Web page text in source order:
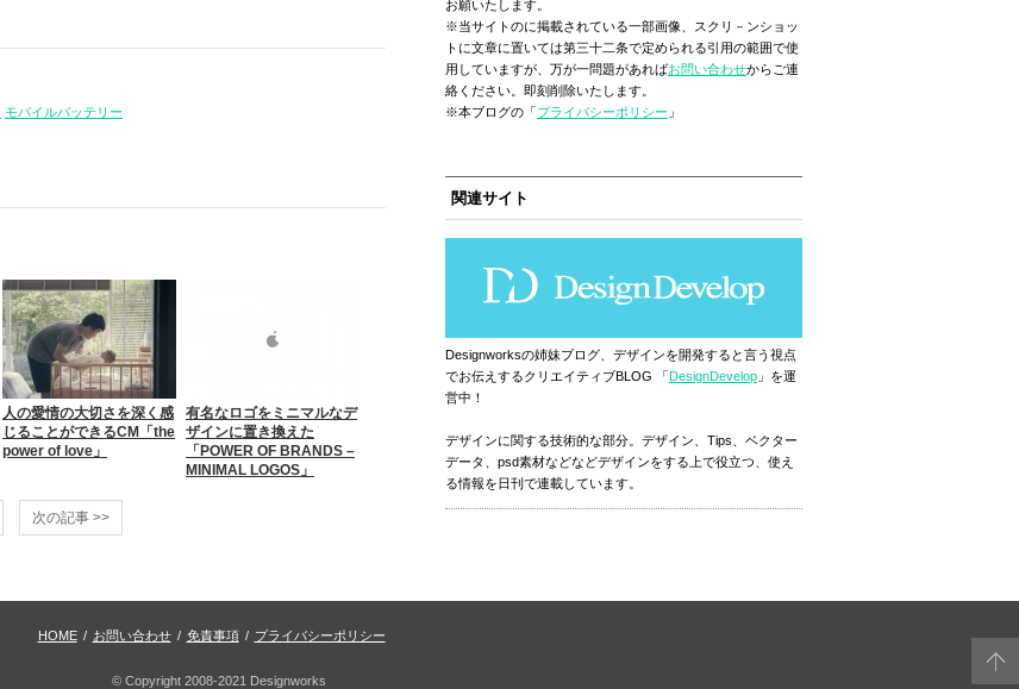
モバイルバッテリー
人の愛情の大切さを深く感
じることができるCM「the
power of love」
有名なロゴをミニマルなデ
ザインに置き換えた
「POWER OF BRANDS –
MINIMAL LOGOS」
次の記事 >>
お願いたします。
※当サイトのに掲載されている一部画像、スクリ－ンショッ
トに文章に置いては第三十二条で定められる引用の範囲で使
用していますが、万が一問題があればお問い合わせからご連
絡ください。即刻削除いたします。
※本ブログの「プライバシーポリシー 」
関連サイト
Designworksの姉妹ブログ、デザインを開発すると言う視点
でお伝えするクリエイティブBLOG 「DesignDevelop 」を運
営中！
デザインに関する技術的な部分。デザイン、Tips、ベクター
データ、psd素材などなどデザインをする上で役立つ、使え
る情報を日刊で連載しています。
HOME / お問い合わせ / 免責事項 / プライバシーポリシー
© Copyright 2008-2021 Designworks